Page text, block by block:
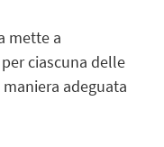
mette a
ciascuna delle
adeguata